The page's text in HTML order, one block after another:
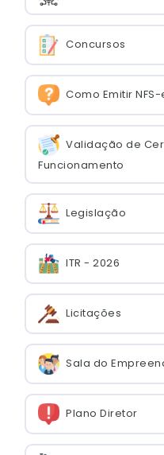
Concursos
Como Emitir NFS-
Validação de
Funcionamento
Legislação
ITR - 2026
Licitações
Sala do
Plano Diretor